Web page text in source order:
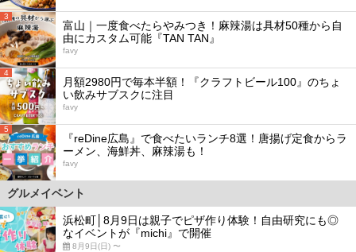
3
富山｜一度食べたらやみつき！麻辣湯は具材50種から自
由にカスタム可能『TAN TAN』
favy
4
月額2980円で毎本半額！『クラフトビール100』のちょ
い飲みサブスクに注目
favy
5
『reDine広島』で食べたいランチ8選！唐揚げ定食からラ
ーメン、海鮮丼、麻辣湯も！
favy
グルメイベント
浜松町│8月9日は親子でピザ作り体験！自由研究にも◎
なイベントが『michi』で開催
8月9日(日) 〜